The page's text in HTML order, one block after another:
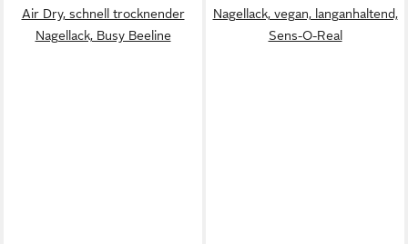
Air Dry, schnell trocknender
Nagellack, Busy Beeline
Nagellack, vegan, langanhaltend,
Sens-O-Real